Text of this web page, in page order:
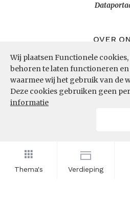
Thema's Verdieping
Wij plaatsen Functionele
behoren te laten functioneren
waarmee wij het gebruik van de
Deze cookies gebruiken geen
informatie
OVER
InZicht
Contact